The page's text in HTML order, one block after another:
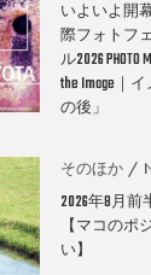
いよいよ開
際フォトフ
ル2026 PHOTO
the Image｜
の後」
そのほか
2026年8月
【マコのポ
い】